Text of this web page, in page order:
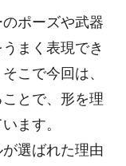
ポーズや武器
まく表現でき
こで今回は、
とで、形を理
ます。
選ばれた理由